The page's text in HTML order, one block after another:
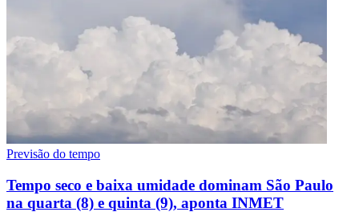
Previsão do tempo
Tempo seco e baixa umidade dominam São Paulo
na quarta (8) e quinta (9), aponta INMET